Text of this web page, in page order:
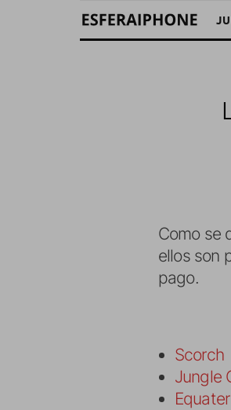
Como se
ellos son
pago.
Scorch
Jungle
Equater